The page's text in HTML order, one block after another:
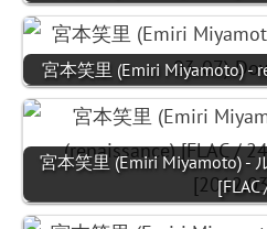
宮本笑里 (Emiri Miyamoto) -
宮本笑里 (Emiri Miyamoto) -